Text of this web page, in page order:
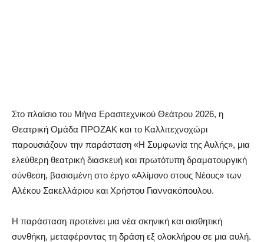
Στο πλαίσιο του Μήνα Ερασιτεχνικού Θεάτρου 2026, η
Θεατρική Ομάδα ΠΡΟΖΑΚ και το Καλλιτεχνοχώρι
παρουσιάζουν την παράσταση «Η Συμφωνία της Αυλής», μια
ελεύθερη θεατρική διασκευή και πρωτότυπη δραματουργική
σύνθεση, βασισμένη στο έργο «Αλίμονο στους Νέους» των
Αλέκου Σακελλάριου και Χρήστου Γιαννακόπουλου.
Η παράσταση προτείνει μια νέα σκηνική και αισθητική
συνθήκη, μεταφέροντας τη δράση εξ ολοκλήρου σε μια αυλή.